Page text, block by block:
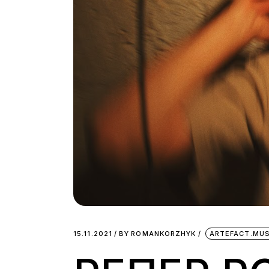
15.11.2021 BY ROMANKORZHYK